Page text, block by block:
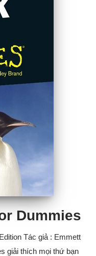
Dummies
Tác giả : Emmett
giải thích mọi thứ bạn